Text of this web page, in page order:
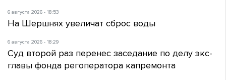
6 августа 2026 - 18:53
На Шершнях увеличат сброс воды
6 августа 2026 - 18:29
Суд второй раз перенес заседание по делу экс-
главы фонда регоператора капремонта